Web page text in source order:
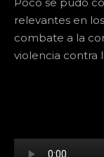
relevantes en
combate a la
violencia contra